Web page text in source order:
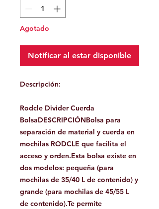
Agotado
Notificar al estar disponible
Descripción:
Rodcle Divider Cuerda
BolsaDESCRIPCIÓNBolsa para
separación de material y cuerda en
mochilas RODCLE que facilita el
acceso y orden.Esta bolsa existe en
dos modelos: pequeña (para
mochilas de 35/40 L de contenido) y
grande (para mochilas de 45/55 L
de contenido).Te permite